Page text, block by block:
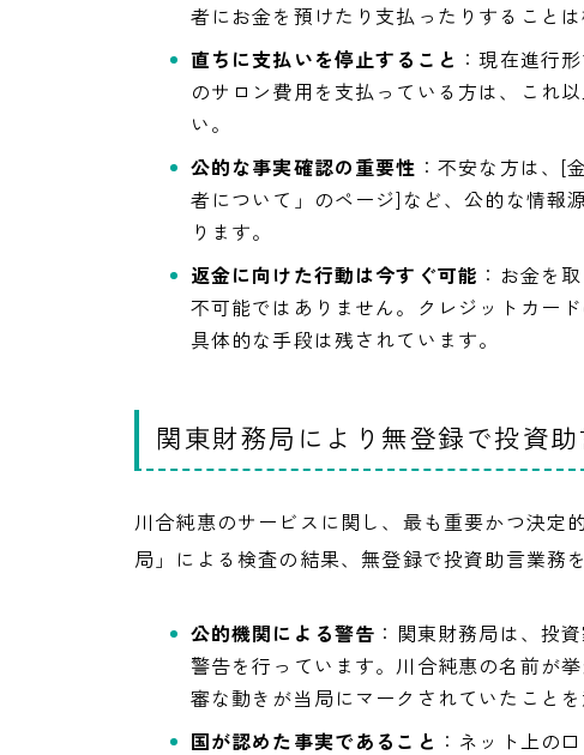
者にお金を預けたり支払ったりすることは
直ちに支払いを停止すること ：現在進行
のサロン費用を支払っている方は、これ
い。
公的な事実確認の重要性 ：不安な方は、[
者について」のページ]など、公的な情報
ります。
返金に向けた行動は今すぐ可能 ：お金を
不可能ではありません。クレジットカー
具体的な手段は残されています。
関東財務局により無登録で投資
川合純惠のサービスに関し、最も重要かつ決定
局」による検査の結果、無登録で投資助言業務
公的機関による警告 ：関東財務局は、投
警告を行っています。川合純惠の名前が
審な動きが当局にマークされていたことを
国が認めた事実であること ：ネット上の